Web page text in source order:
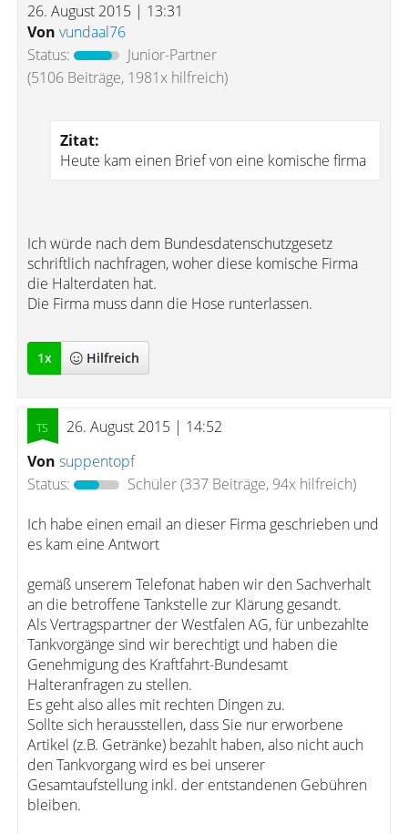
26. August 2015 | 13:31
Von vundaal76
Status:
Junior-Partner
(5106 Beiträge, 1981x hilfreich)
Zitat:
Heute kam einen Brief von eine komische firma
Ich würde nach dem Bundesdatenschutzgesetz
schriftlich nachfragen, woher diese komische Firma
die Halterdaten hat.
Die Firma muss dann die Hose runterlassen.
1x Hilfreich
26. August 2015 | 14:52
Von suppentopf
Status:
Schüler(337 Beiträge, 94x hilfreich)
Ich habe einen email an dieser Firma geschrieben und
es kam eine Antwort
gemäß unserem Telefonat haben wir den Sachverhalt
an die betroffene Tankstelle zur Klärung gesandt.
Als Vertragspartner der Westfalen AG, für unbezahlte
Tankvorgänge sind wir berechtigt und haben die
Genehmigung des Kraftfahrt-Bundesamt
Halteranfragen zu stellen.
Es geht also alles mit rechten Dingen zu.
Sollte sich herausstellen, dass Sie nur erworbene
Artikel (z.B. Getränke) bezahlt haben, also nicht auch
den Tankvorgang wird es bei unserer
Gesamtaufstellung inkl. der entstandenen Gebühren
bleiben.